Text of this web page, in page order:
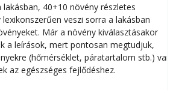
40+10 növény részletes
veszi sorra a lakásban
Már a növény kiválasztásakor
a leírások, mert pontosan megtudjuk,
(hőmérséklet, páratartalom stb.) van
az egészséges fejlődéshez.